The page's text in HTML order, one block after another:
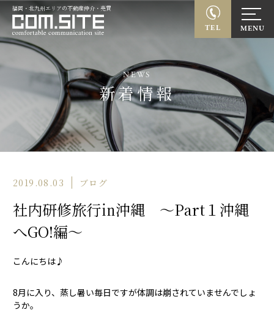
福岡・北九州エリアの不動産仲介・売買
TEL
NEWS
新着情報
2019.08.03 ブログ
社内研修旅行㏌沖縄 ～Part１沖縄
へGO!編～
こんにちは♪
8月に入り、蒸し暑い毎日ですが体調は崩されていませんでしょ
うか。